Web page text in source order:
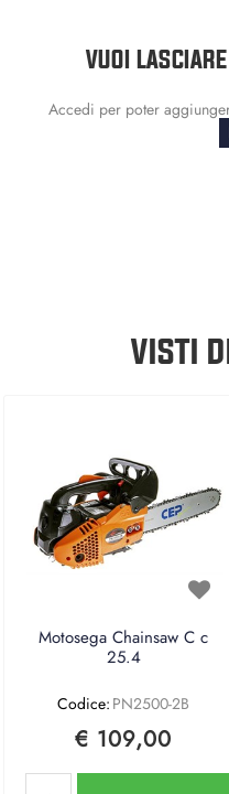
VUOI
Accedi per poter
VISTI
Motosega Chainsaw C c
25.4
Codice: PN2500-2B
€ 109,00